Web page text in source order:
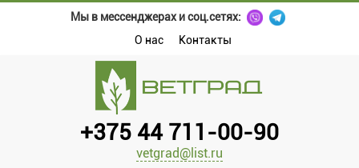
Мы в мессенджерах и соц.сетях:
О нас
Контакты
+375 44 711-00-90
vetgrad@list.ru